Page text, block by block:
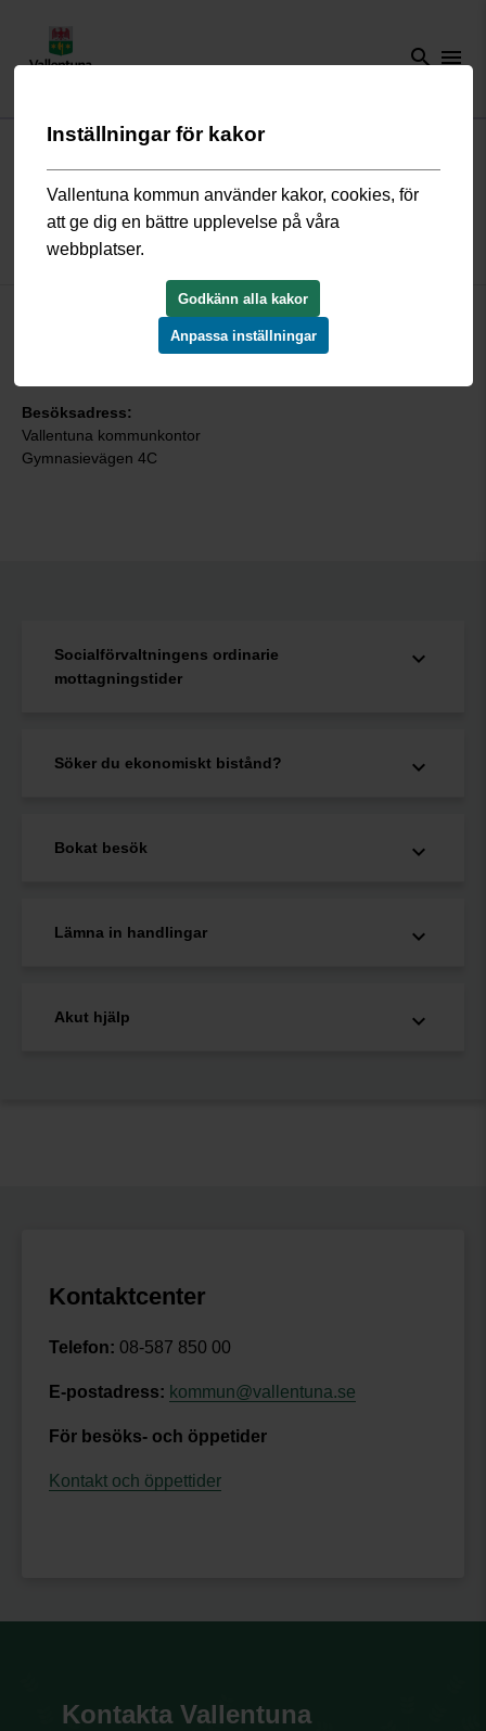
search menu
Start/Omsorg och hjälp /Öppettider
Socialförvaltningens ordinarie
mottagningstider
Vi tar endast emot bokade besök.
Du kan kontakta socialförvaltningen via kommunens
Besöksadress:
Vallentuna kommunkontor
Gymnasievägen 4C
Socialförvaltningens ordinarie
mottagningstider
Söker du ekonomiskt bistånd?
Bokat besök
Lämna in handlingar
Akut hjälp
Kontaktcenter
Telefon: 08-587 850 00
E-postadress: kommun@vallentuna.se
För besöks- och öppetider
Kontakt och öppettider
Kontakta Vallentuna
Inställningar för kakor
Vallentuna kommun använder kakor, cookies, för
att ge dig en bättre upplevelse på våra
webbplatser.
Godkänn alla kakor
Anpassa inställningar